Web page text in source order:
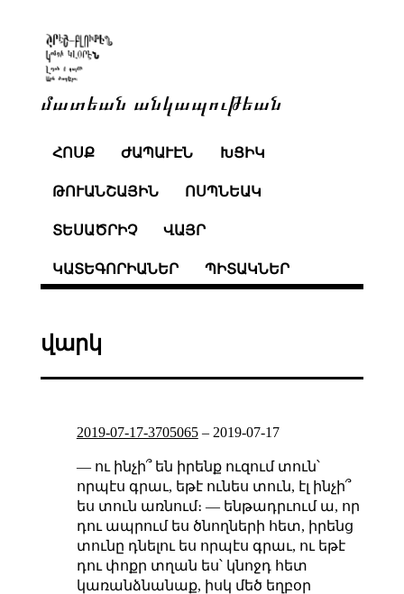
մատեան անկապութեան
ՀՈՍՔ ԺԱՊԱՒԷՆ ԽՑԻԿ
ԹՈՒԱՆՇԱՅԻՆ ՈՍՊՆԵԱԿ
ՏԵՍԱԾՐԻՉ ՎԱՅՐ
ԿԱՏԵԳՈՐԻԱՆԵՐ ՊԻՏԱԿՆԵՐ
վարկ
2019-07-17-3705065– 2019-07-17
— ու ինչի՞ են իրենք ուզում տուն՝
որպէս գրաւ, եթէ ունես տուն, էլ ինչի՞
ես տուն առնում։ — ենթադրւում ա, որ
դու ապրում ես ծնողների հետ, իրենց
տունը դնելու ես որպէս գրաւ, ու եթէ
դու փոքր տղան ես՝ կնոջդ հետ
կառանձնանաք, իսկ մեծ եղբօր